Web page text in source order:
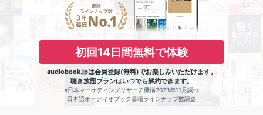
初回14日間無料で体験
audiobook.jpは会員登録(無料)でお楽しみいただけます。
聴き放題プランはいつでも解約できます。
※日本マーケティングリサーチ機構2023年11月調べ
日本語オーディオブック書籍ラインナップ数調査